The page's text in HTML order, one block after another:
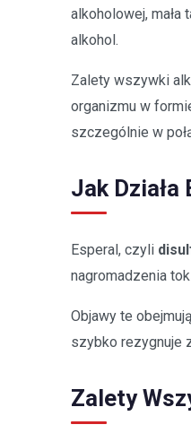
alkoholowej,
alkohol.
Zalety wszywki
organizmu w
szczególnie w
Jak Działa
Esperal, czyli
nagromadzenia
Objawy te
szybko rezygnuje
Zalety